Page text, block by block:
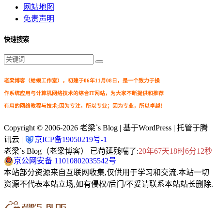
网站地图
免责声明
快速搜索
老梁博客（蛤蟆工作室），初建于06年11月08日，是一个致力于操
作系统应用与计算机网络技术的综合IT网站，为大家不断提供和推荐
有用的网络教程与技术;因为专注，所以专业；因为专业，所以卓越！
Copyright © 2006-2026 老梁`s Blog | 基于WordPress | 托管于腾
讯云 |
京ICP备19050219号-1
老梁`s Blog（老梁博客） 已苟延残喘了:20年67天18时6分13秒
京公网安备 11010802035542号
本站部分资源来自互联网收集,仅供用于学习和交流.本站一切
资源不代表本站立场,如有侵权/后门/不妥请联系本站站长删除.